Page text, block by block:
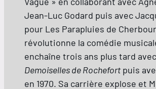
Jean-Luc Godard puis avec
pour Les Parapluies de
révolutionne la comédie
enchaîne trois ans plus tard avec
Demoiselles de Rochefort puis
en 1970. Sa carrière explose et